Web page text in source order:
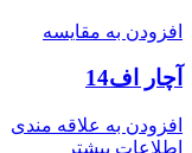
افزودن به مقایسه
آچار اف14
افزودن به علاقه مندی
اطلاعات بیشتر